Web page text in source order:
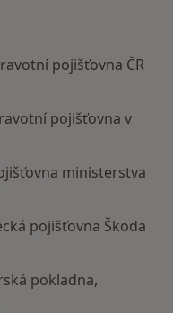
pojišťovna ČR
pojišťovna v
ministerstva
pojišťovna Škoda
pokladna,